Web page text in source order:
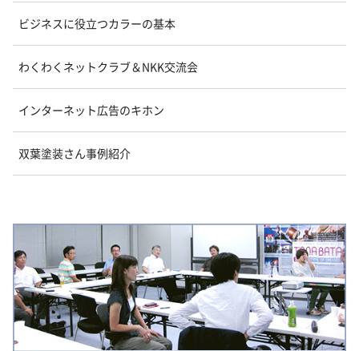
ビジネスに役立つカラーの基本
わくわくネットクラブ＆NKK交流会
インターネット広告のキホン
双葉塗装さん事例紹介